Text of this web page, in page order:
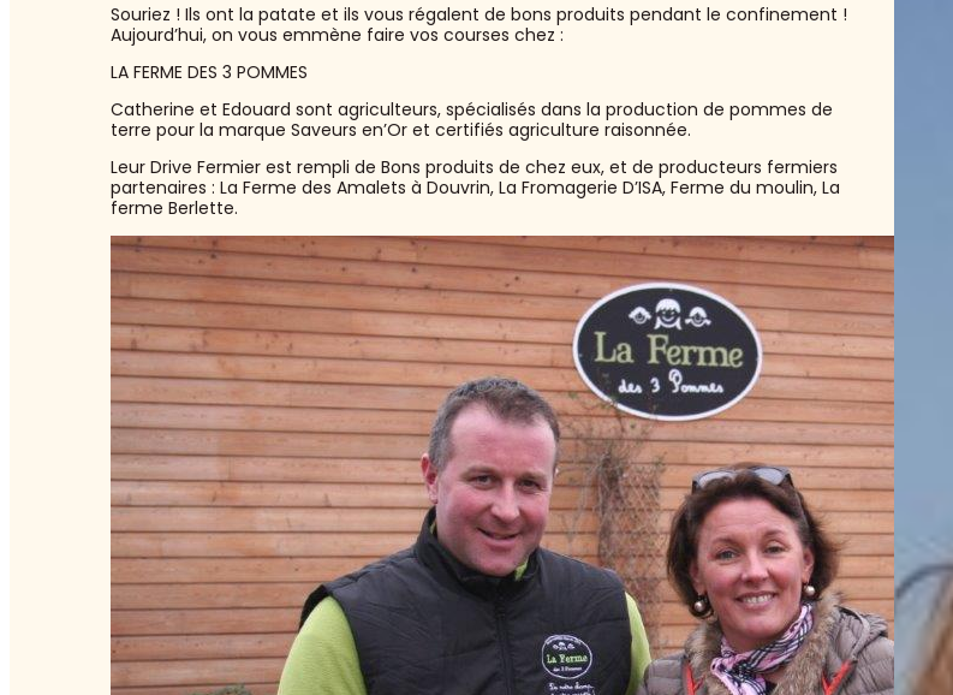
Souriez ! Ils ont la patate et ils vous régalent de bons produits pendant le confinement !
Aujourd’hui, on vous emmène faire vos courses chez :
LA FERME DES 3 POMMES
Catherine et Edouard sont agriculteurs, spécialisés dans la production de pommes de
terre pour la marque Saveurs en’Or et certifiés agriculture raisonnée.
Leur Drive Fermier est rempli de Bons produits de chez eux, et de producteurs fermiers
partenaires : La Ferme des Amalets à Douvrin, La Fromagerie D’ISA, Ferme du moulin, La
ferme Berlette.